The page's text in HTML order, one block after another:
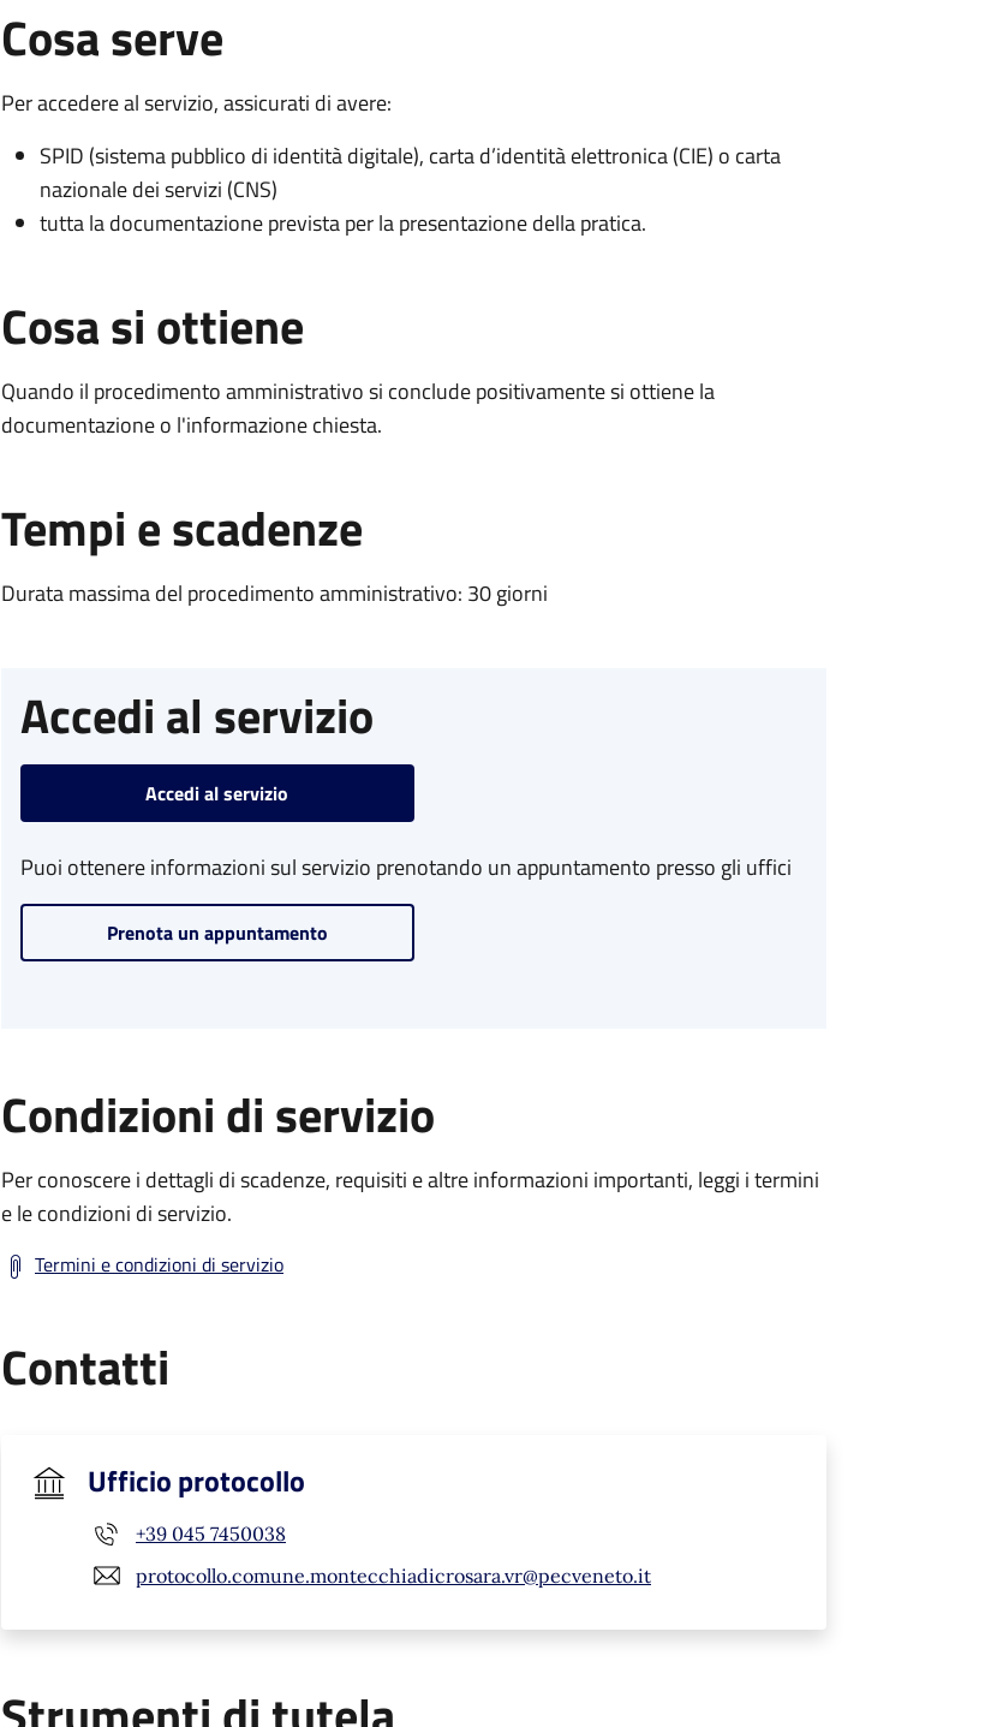
Cosa serve
Per accedere al servizio, assicurati di avere:
SPID (sistema pubblico di identità digitale), carta d’identità elettronica (CIE) o carta
nazionale dei servizi (CNS)
tutta la documentazione prevista per la presentazione della pratica.
Cosa si ottiene
Quando il procedimento amministrativo si conclude positivamente si ottiene la
documentazione o l'informazione chiesta.
Tempi e scadenze
Durata massima del procedimento amministrativo: 30 giorni
Accedi al servizio
Accedi al servizio
Puoi ottenere informazioni sul servizio prenotando un appuntamento presso gli uffici
Prenota un appuntamento
Condizioni di servizio
Per conoscere i dettagli di scadenze, requisiti e altre informazioni importanti, leggi i termini
e le condizioni di servizio.
Termini e condizioni di servizio
Contatti
Ufficio protocollo
+39 045 7450038
protocollo.comune.montecchiadicrosara.vr@pecveneto.it